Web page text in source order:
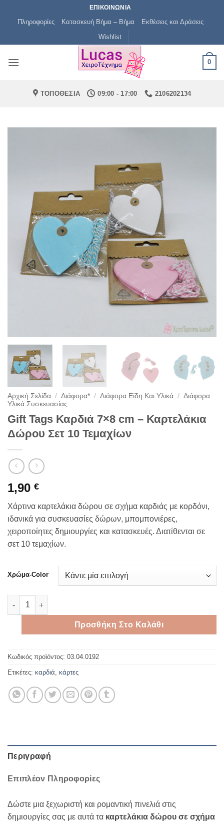
ΕΠΙΚΟΙΝΩΝΙΑ
Πληροφορίες Κατασκευή Βήμα – Βήμα
Εκθέσεις και Δράσεις
Wishlist
0
ΤΟΠΟΘΕΣΙΑ 09:00 - 17:00 2106202134
Αρχική Σελίδα / Διάφορα* / Διάφορα Είδη Και Υλικά / Διάφορα
Υλικά Συσκευασίας
Gift Tags Καρδιά 7×8 cm – Καρτελάκια
Δώρου Σετ 10 Τεμαχίων
1,90 €
Χάρτινα καρτελάκια δώρου σε σχήμα καρδιάς με κορδόνι,
ιδανικά για συσκευασίες δώρων, μπομπονιέρες,
χειροποίητες δημιουργίες και κατασκευές. Διατίθενται σε
σετ 10 τεμαχίων.
Χρώμα-Color
Gift Tags Καρδιά 7×8 cm - Καρτελάκια Δώρου Σετ 10 Τεμαχίων
Προσθήκη Στο Καλάθι
Κωδικός προϊόντος: 03.04.0192
Ετικέτες: καρδιά, κάρτες
Περιγραφή
Επιπλέον Πληροφορίες
Δώστε μια ξεχωριστή και ρομαντική πινελιά στις
δημιουργίες σας με αυτά τα καρτελάκια δώρου σε σχήμα